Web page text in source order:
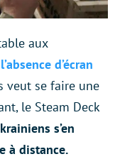
aux
d’écran
veut se faire une
le Steam Deck
s’en
à distance.